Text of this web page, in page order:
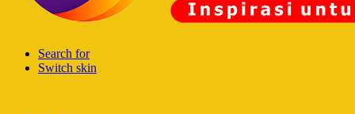
Search for
Switch skin